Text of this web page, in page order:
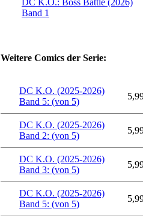
DC K.O.: Boss Battle (2026)
Band 1
Weitere Comics der Serie:
DC K.O. (2025-2026)
Band 5: (von 5)
DC K.O. (2025-2026)
Band 2: (von 5)
DC K.O. (2025-2026)
Band 3: (von 5)
DC K.O. (2025-2026)
Band 5: (von 5)